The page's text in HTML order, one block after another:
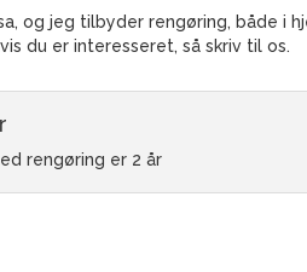
og jeg tilbyder rengøring, både i
du er interesseret, så skriv til os.
rengøring er 2 år